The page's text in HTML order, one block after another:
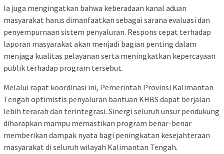
Ia juga mengingatkan bahwa keberadaan kanal aduan
masyarakat harus dimanfaatkan sebagai sarana evaluasi dan
penyempurnaan sistem penyaluran. Respons cepat terhadap
laporan masyarakat akan menjadi bagian penting dalam
menjaga kualitas pelayanan serta meningkatkan kepercayaan
publik terhadap program tersebut.
Melalui rapat koordinasi ini, Pemerintah Provinsi Kalimantan
Tengah optimistis penyaluran bantuan KHBS dapat berjalan
lebih terarah dan terintegrasi. Sinergi seluruh unsur pendukung
diharapkan mampu memastikan program benar-benar
memberikan dampak nyata bagi peningkatan kesejahteraan
masyarakat di seluruh wilayah Kalimantan Tengah.